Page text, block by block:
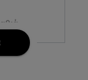
της